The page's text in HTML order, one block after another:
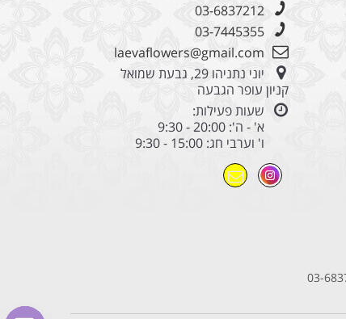
03-6837212
03-7445355
laevaflowers@gmail.com
יוני נתניהו 29, גבעת שמואל
קניון עופר הגבעה
שעות פעילות:
א' - ה': 20:00 - 9:30
ו' וערבי חג: 15:00 - 9:30